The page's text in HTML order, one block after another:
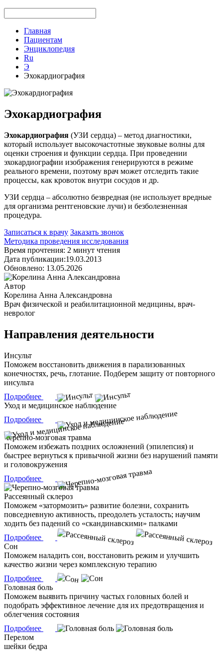
Главная
Пациентам
Энциклопедия
Ru
Э
Эхокардиография
Эхокардиография
Эхокардиография (УЗИ сердца) – метод диагностики,
который использует высокочастотные звуковые волны для
оценки строения и функции сердца. При проведении
эхокардиографии изображения генерируются в режиме
реального времени, поэтому врач может отследить такие
процессы, как кровоток внутри сосудов и др.
УЗИ сердца – абсолютно безвредная (не использует вредные
для организма рентгеновские лучи) и безболезненная
процедура.
Записаться к врачу Заказать звонок
Методика проведения исследования
Время прочтения: 2 минут чтения
Дата публикации:19.03.2013
Обновлено: 13.05.2026
Автор
Корелина Анна Александровна
Врач физической и реабилитационной медицины, врач-
невролог
Направления деятельности
Инсульт
Поможем восстановить движения в парализованных
конечностях, речь, глотание. Подберем защиту от повторного
инсульта
Подробнее
Уход и медицинское наблюдение
Подробнее
Черепно-мозговая травма
Поможем избежать поздних осложнений (эпилепсия) и
быстрее вернуться к привычной жизни без нарушений памяти
и головокружения
Подробнее
Рассеянный склероз
Поможем «затормозить» развитие болезни, сохранить
повседневную активность, преодолеть усталость; научим
ходить без падений со «скандинавскими» палками
Подробнее
Сон
Поможем наладить сон, восстановить режим и улучшить
качество жизни через комплексную терапию
Подробнее
Головная боль
Поможем выявить причину частых головных болей и
подобрать эффективное лечение для их предотвращения и
облегчения состояния
Подробнее
Перелом
шейки бедра